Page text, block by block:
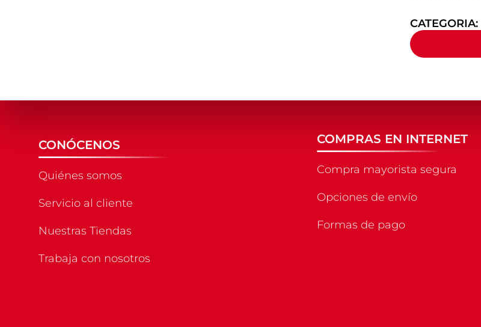
CATEGORIA:
CONÓCENOS
Quiénes somos
Servicio al cliente
Nuestras Tiendas
Trabaja con nosotros
COMPRAS EN INTERNET
Compra mayorista segura
Opciones de envío
Formas de pago